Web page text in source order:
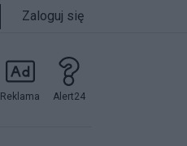
Zaloguj się
Reklama Alert24